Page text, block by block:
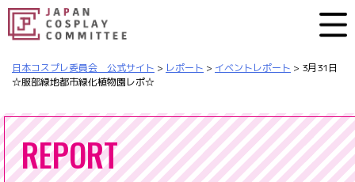
日本コスプレ委員会 公式サイト > レポート > イベントレポート > 3月31日
☆服部緑地都市緑化植物園レポ☆
REPORT